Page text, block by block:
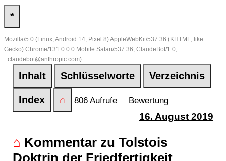
*
Mozilla/5.0 (Linux; Android 14; Pixel 8) AppleWebKit/537.36 (KHTML, like
Gecko) Chrome/131.0.0.0 Mobile Safari/537.36; ClaudeBot/1.0;
+claudebot@anthropic.com)
Inhalt Schlüsselworte Verzeichnis
Index ⌂ 806 Aufrufe Bewertung
16. August 2019
⌂ Kommentar zu Tolstois
Doktrin der Friedfertigkeit